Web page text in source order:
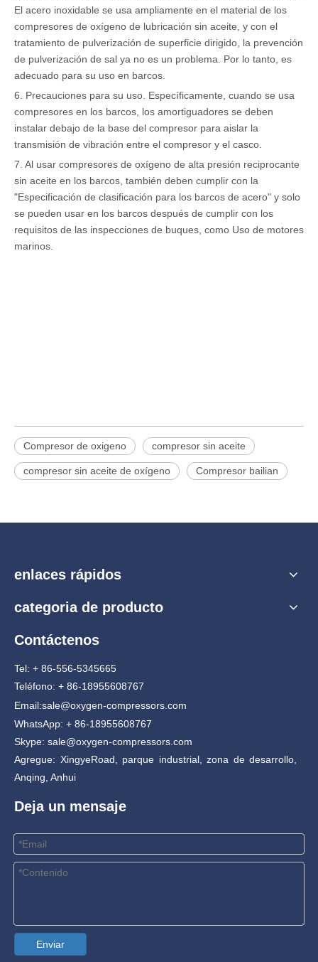
El acero inoxidable se usa ampliamente en el material de los
compresores de oxígeno de lubricación sin aceite, y con el
tratamiento de pulverización de superficie dirigido, la prevención
de pulverización de sal ya no es un problema. Por lo tanto, es
adecuado para su uso en barcos.
6. Precauciones para su uso. Específicamente, cuando se usa
compresores en los barcos, los amortiguadores se deben
instalar debajo de la base del compresor para aislar la
transmisión de vibración entre el compresor y el casco.
7. Al usar compresores de oxígeno de alta presión reciprocante
sin aceite en los barcos, también deben cumplir con la
"Especificación de clasificación para los barcos de acero" y solo
se pueden usar en los barcos después de cumplir con los
requisitos de las inspecciones de buques, como Uso de motores
marinos.
Compresor de oxigeno compresor sin aceite
compresor sin aceite de oxígeno Compresor bailian
enlaces rápidos
categoria de producto
Contáctenos
Tel: + 86-556-5345665
Teléfono: + 86-18955608767
Email:sale@oxygen-compressors.com
WhatsApp: + 86-18955608767
Skype: sale@oxygen-compressors.com
Agregue: XingyeRoad, parque industrial, zona de desarrollo,
Anqing, Anhui
Deja un mensaje
Enviar